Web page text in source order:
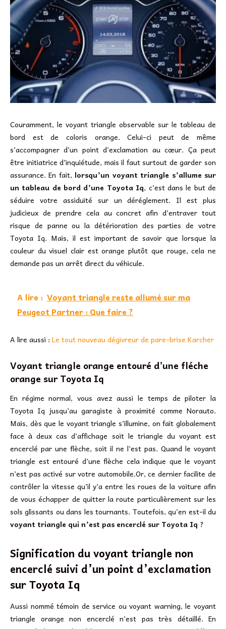
Couramment, le voyant triangle observable sur le tableau de
bord est de coloris orange. Celui-ci peut de même
s’accompagner d’un point d’exclamation au cœur. Ça peut
être initiatrice d’inquiétude, mais il faut surtout de garder son
assurance. En fait, lorsqu’un voyant triangle s’allume sur
un tableau de bord d’une Toyota Iq, c’est dans le but de
séduire votre assiduité sur un déréglement. Il est plus
judicieux de prendre cela au concret afin d’entraver tout
risque de panne ou la détérioration des parties de votre
Toyota Iq. Mais, il est important de savoir que lorsque la
couleur du visuel clair est orange plutôt que rouge, cela ne
demande pas un arrêt direct du véhicule.
A lire : Voyant triangle reste allumé sur ma
Peugeot Partner : Que faire ?
A lire aussi : Le tout nouveau dégivreur de pare-brise Karcher
Voyant triangle orange entouré d’une fléche
orange sur Toyota Iq
En régime normal, vous avez aussi le temps de piloter la
Toyota Iq jusqu’au garagiste à proximité comme Norauto.
Mais, dès que le voyant triangle s’illumine, on fait globalement
face à deux cas d’affichage soit le triangle du voyant est
encerclé par une flèche, soit il ne l’est pas. Quand le voyant
triangle est entouré d’une flèche cela indique que le voyant
n’est pas activé sur votre automobile.Or, ce dernier facilite de
contrôler la vitesse qu’il y’a entre les roues de la voiture afin
de vous échapper de quitter la route particulièrement sur les
sols glissants ou dans les tournants. Toutefois, qu’en est-il du
voyant triangle qui n’est pas encerclé sur Toyota Iq ?
Signification du voyant triangle non
encerclé suivi d’un point d’exclamation
surToyota Iq
Aussi nommé témoin de service ou voyant warning, le voyant
triangle orange non encerclé n’est pas très détaillé. En